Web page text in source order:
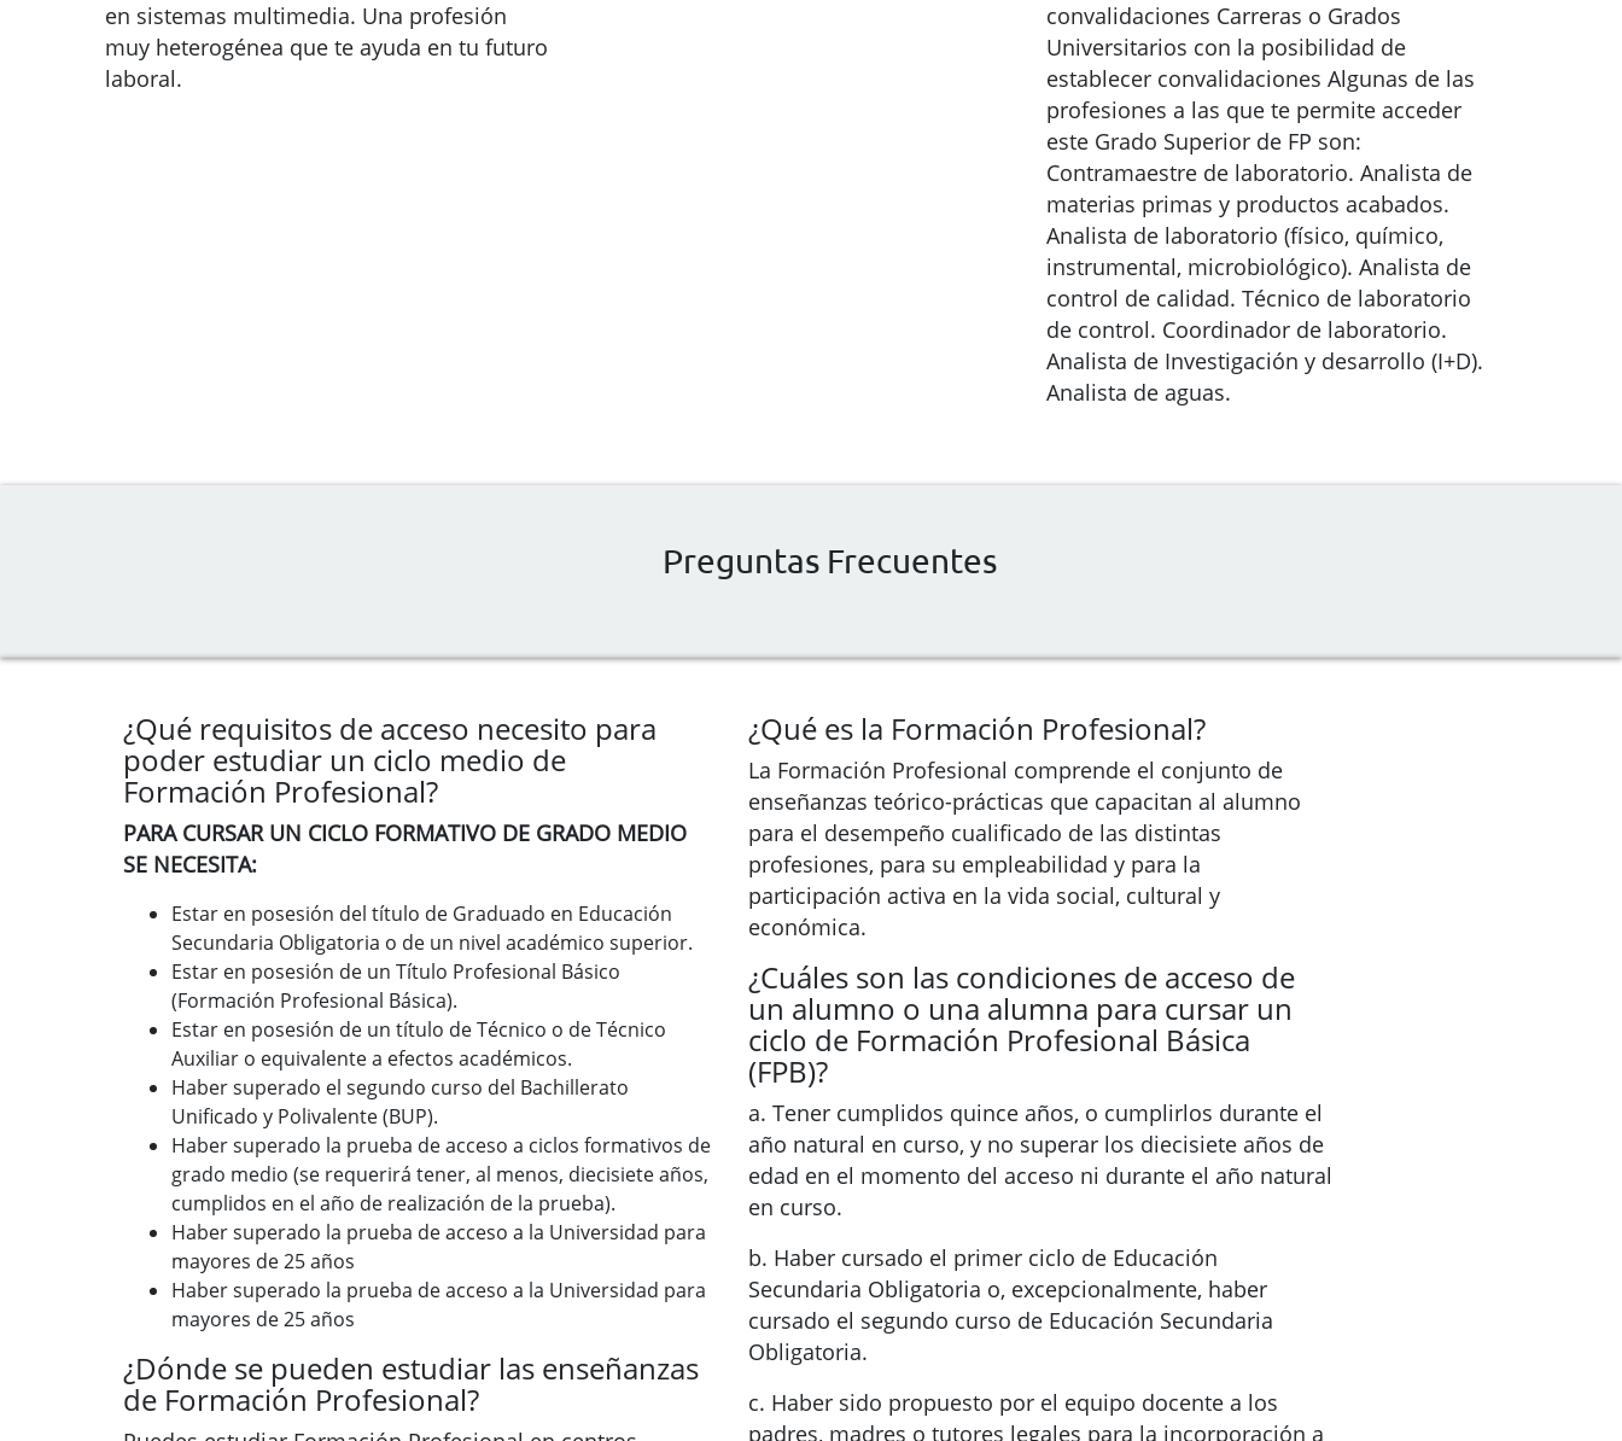
en sistemas multimedia. Una profesión
muy heterogénea que te ayuda en tu futuro
laboral.
convalidaciones Carreras o Grados
Universitarios con la posibilidad de
establecer convalidaciones Algunas de las
profesiones a las que te permite acceder
este Grado Superior de FP son:
Contramaestre de laboratorio. Analista de
materias primas y productos acabados.
Analista de laboratorio (físico, químico,
instrumental, microbiológico). Analista de
control de calidad. Técnico de laboratorio
de control. Coordinador de laboratorio.
Analista de Investigación y desarrollo (I+D).
Analista de aguas.
Preguntas Frecuentes
¿Qué requisitos de acceso necesito para
poder estudiar un ciclo medio de
Formación Profesional?
PARA CURSAR UN CICLO FORMATIVO DE GRADO MEDIO
SE NECESITA:
Estar en posesión del título de Graduado en Educación
Secundaria Obligatoria o de un nivel académico superior.
Estar en posesión de un Título Profesional Básico
(Formación Profesional Básica).
Estar en posesión de un título de Técnico o de Técnico
Auxiliar o equivalente a efectos académicos.
Haber superado el segundo curso del Bachillerato
Unificado y Polivalente (BUP).
Haber superado la prueba de acceso a ciclos formativos de
grado medio (se requerirá tener, al menos, diecisiete años,
cumplidos en el año de realización de la prueba).
Haber superado la prueba de acceso a la Universidad para
mayores de 25 años
Haber superado la prueba de acceso a la Universidad para
mayores de 25 años
¿Dónde se pueden estudiar las enseñanzas
de Formación Profesional?
¿Qué es la Formación Profesional?
La Formación Profesional comprende el conjunto de
enseñanzas teórico-prácticas que capacitan al alumno
para el desempeño cualificado de las distintas
profesiones, para su empleabilidad y para la
participación activa en la vida social, cultural y
económica.
¿Cuáles son las condiciones de acceso de
un alumno o una alumna para cursar un
ciclo de Formación Profesional Básica
(FPB)?
a. Tener cumplidos quince años, o cumplirlos durante el
año natural en curso, y no superar los diecisiete años de
edad en el momento del acceso ni durante el año natural
en curso.
b. Haber cursado el primer ciclo de Educación
Secundaria Obligatoria o, excepcionalmente, haber
cursado el segundo curso de Educación Secundaria
Obligatoria.
c. Haber sido propuesto por el equipo docente a los
padres, madres o tutores legales para la incorporación a